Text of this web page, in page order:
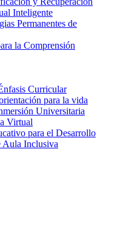
Inteligente
Permanentes de
la Comprensión
Curricular
para la vida
Universitaria
Virtual
para el Desarrollo
Aula Inclusiva